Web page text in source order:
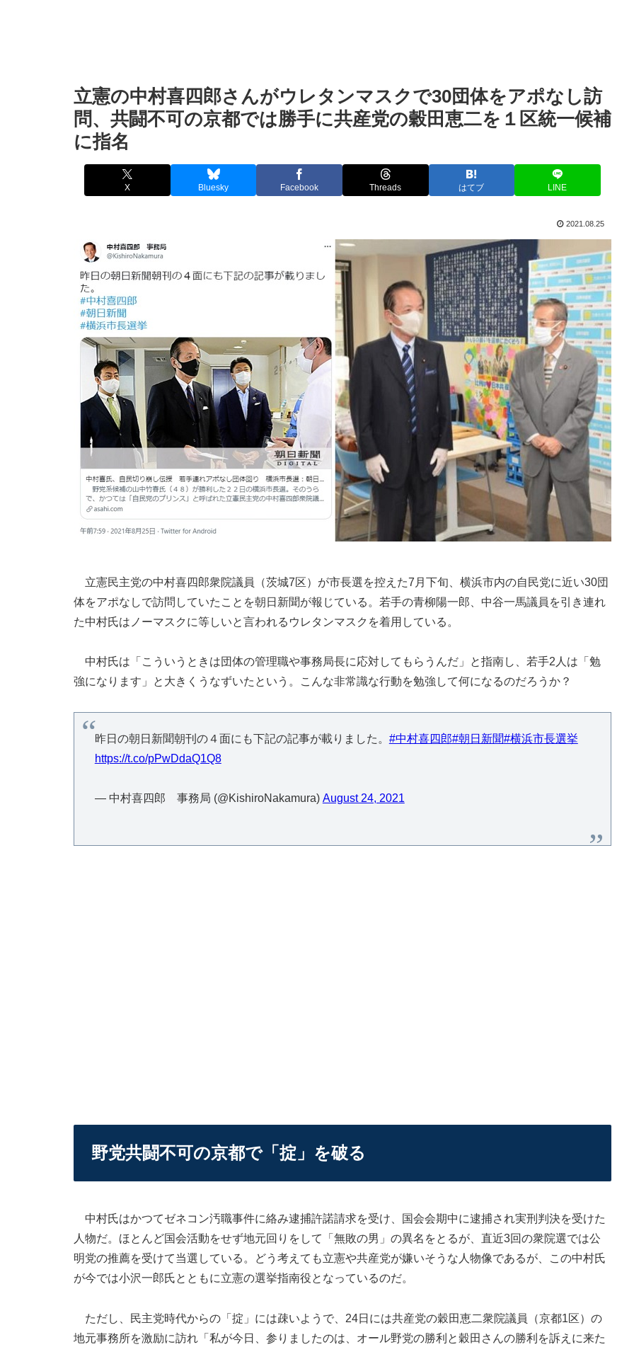
立憲の中村喜四郎さんがウレタンマスクで30団体をアポなし訪
問、共闘不可の京都では勝手に共産党の穀田恵二を１区統一候補
に指名
X Bluesky Facebook Threads はてブ LINE
2021.08.25
立憲民主党の中村喜四郎衆院議員（茨城7区）が市長選を控えた7月下旬、横浜市内の自民党に近い30団
体をアポなしで訪問していたことを朝日新聞が報じている。若手の青柳陽一郎、中谷一馬議員を引き連れ
た中村氏はノーマスクに等しいと言われるウレタンマスクを着用している。
中村氏は「こういうときは団体の管理職や事務局長に応対してもらうんだ」と指南し、若手2人は「勉
強になります」と大きくうなずいたという。こんな非常識な行動を勉強して何になるのだろうか？
昨日の朝日新聞朝刊の４面にも下記の記事が載りました。 #中村喜四郎#朝日新聞#横浜市長選挙
https://t.co/pPwDdaQ1Q8
— 中村喜四郎 事務局 (@KishiroNakamura) August 24, 2021
野党共闘不可の京都で「掟」を破る
中村氏はかつてゼネコン汚職事件に絡み逮捕許諾請求を受け、国会会期中に逮捕され実刑判決を受けた
人物だ。ほとんど国会活動をせず地元回りをして「無敗の男」の異名をとるが、直近3回の衆院選では公
明党の推薦を受けて当選している。どう考えても立憲や共産党が嫌いそうな人物像であるが、この中村氏
が今では小沢一郎氏とともに立憲の選挙指南役となっているのだ。
ただし、民主党時代からの「掟」には疎いようで、24日には共産党の穀田恵二衆院議員（京都1区）の
地元事務所を激励に訪れ「私が今日、参りましたのは、オール野党の勝利と穀田さんの勝利を訴えに来た